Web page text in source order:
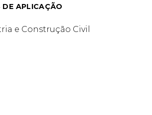
DE APLICAÇÃO
e Construção Civil